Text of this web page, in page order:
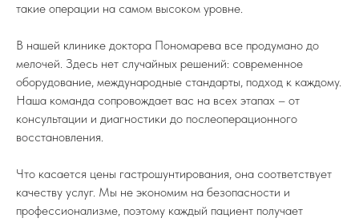
такие операции на самом высоком уровне.
В нашей клинике доктора Пономарева все продумано до
мелочей. Здесь нет случайных решений: современное
оборудование, международные стандарты, подход к каждому.
Наша команда сопровождает вас на всех этапах – от
консультации и диагностики до послеоперационного
восстановления.
Что касается цены гастрошунтирования, она соответствует
качеству услуг. Мы не экономим на безопасности и
профессионализме, поэтому каждый пациент получает